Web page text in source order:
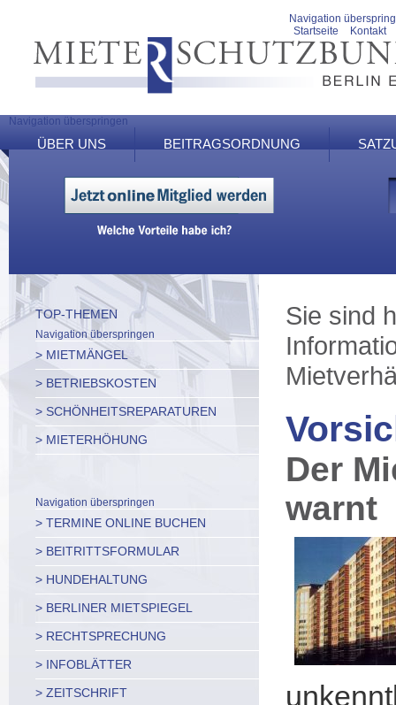
Navigation überspringen
ÜBER UNS BEITRAGSORDNUNG
Navigation
Startseite
Kontakt
TOP-THEMEN
Navigation überspringen
> MIETMÄNGEL
> BETRIEBSKOSTEN
> SCHÖNHEITSREPARATUREN
> MIETERHÖHUNG
Navigation überspringen
> TERMINE ONLINE BUCHEN
> BEITRITTSFORMULAR
> HUNDEHALTUNG
> BERLINER MIETSPIEGEL
> RECHTSPRECHUNG
> INFOBLÄTTER
> ZEITSCHRIFT
Sie sind
Der
warnt